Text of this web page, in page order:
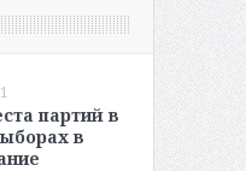
партий в
в